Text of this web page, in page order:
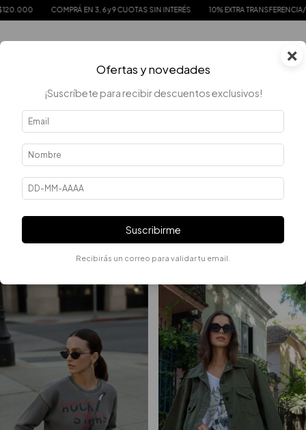
EN 3, 6 y 9 CUOTAS SIN INTERÉS 10% EXTRA TRANSFERENCIA/EFECTIVO
Error - 404
La página que estás buscando no existe.
QUIZÁS TE INTERESEN LOS SIGUIENTES PRODUCTOS.
×
Ofertas y novedades
¡Suscríbete para recibir descuentos exclusivos!
Suscribirme
Recibirás un correo para validar tu email.